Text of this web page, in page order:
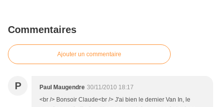
Commentaires
Ajouter un commentaire
P Paul Maugendre 30/11/2010 18:17
<br /> Bonsoir Claude<br /> J'ai bien le dernier Van In, le